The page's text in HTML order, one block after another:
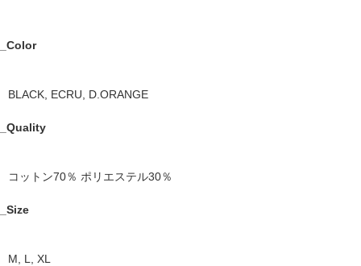
_Color
BLACK, ECRU, D.ORANGE
_Quality
コットン70％ ポリエステル30％
_Size
M, L, XL